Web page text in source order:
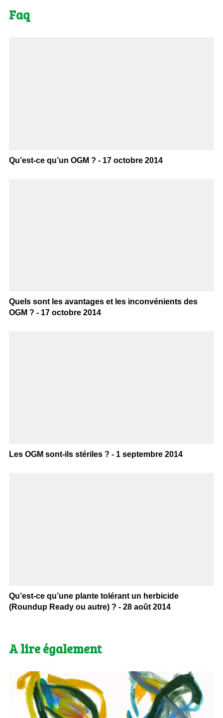
Faq
Qu’est-ce qu’un OGM ? - 17 octobre 2014
Quels sont les avantages et les inconvénients des
OGM ? - 17 octobre 2014
Les OGM sont-ils stériles ? - 1 septembre 2014
Qu’est-ce qu’une plante tolérant un herbicide
(Roundup Ready ou autre) ? - 28 août 2014
A lire également